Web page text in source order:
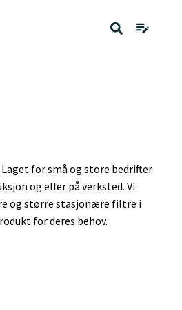
for små og store bedrifter
og eller på verksted. Vi
og større stasjonære filtre i
for deres behov.